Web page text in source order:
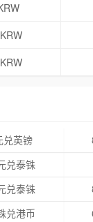
兑英镑
兑泰铢
兑泰铢
兑港币